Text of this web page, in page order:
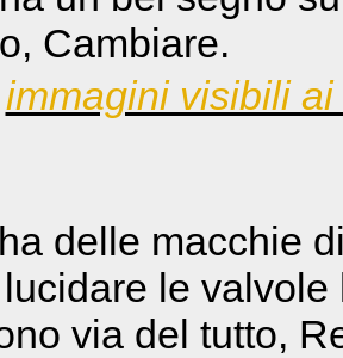
Cambiare.
immagini visibili
delle macchie
le
via del tutto,